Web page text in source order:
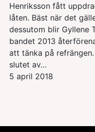
Henriksson fått
låten. Bäst när det
dessutom blir Gyllene
bandet 2013
att tänka på
slutet av…
5 april 2018